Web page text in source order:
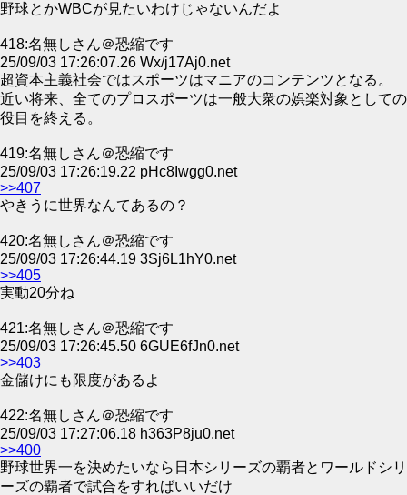
野球とかWBCが見たいわけじゃないんだよ
418:名無しさん＠恐縮です
25/09/03 17:26:07.26 Wx/j17Aj0.net
超資本主義社会ではスポーツはマニアのコンテンツとなる。
近い将来、全てのプロスポーツは一般大衆の娯楽対象としての
役目を終える。
419:名無しさん＠恐縮です
25/09/03 17:26:19.22 pHc8Iwgg0.net
>>407
やきうに世界なんてあるの？
420:名無しさん＠恐縮です
25/09/03 17:26:44.19 3Sj6L1hY0.net
>>405
実動20分ね
421:名無しさん＠恐縮です
25/09/03 17:26:45.50 6GUE6fJn0.net
>>403
金儲けにも限度があるよ
422:名無しさん＠恐縮です
25/09/03 17:27:06.18 h363P8ju0.net
>>400
野球世界一を決めたいなら日本シリーズの覇者とワールドシリ
ーズの覇者で試合をすればいいだけ